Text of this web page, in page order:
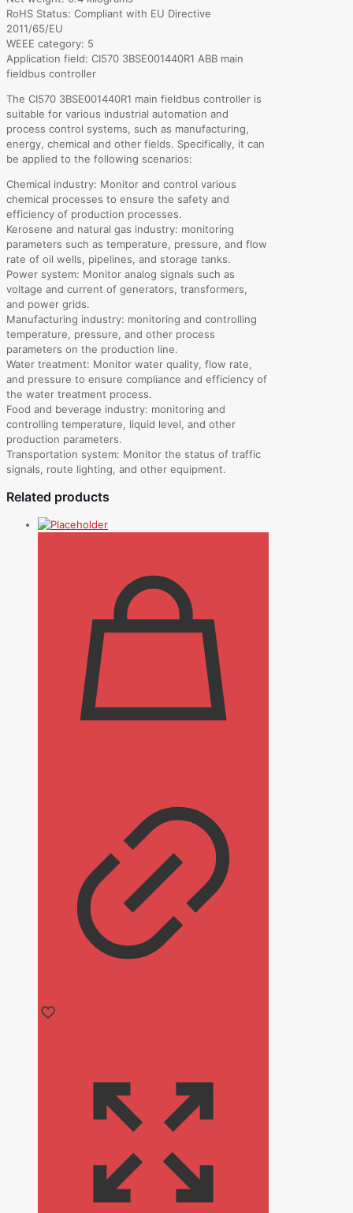
RoHS Status: Compliant with EU Directive
2011/65/EU
WEEE category: 5
Application field: CI570 3BSE001440R1 ABB main
fieldbus controller
The CI570 3BSE001440R1 main fieldbus controller is
suitable for various industrial automation and
process control systems, such as manufacturing,
energy, chemical and other fields. Specifically, it can
be applied to the following scenarios:
Chemical industry: Monitor and control various
chemical processes to ensure the safety and
efficiency of production processes.
Kerosene and natural gas industry: monitoring
parameters such as temperature, pressure, and flow
rate of oil wells, pipelines, and storage tanks.
Power system: Monitor analog signals such as
voltage and current of generators, transformers,
and power grids.
Manufacturing industry: monitoring and controlling
temperature, pressure, and other process
parameters on the production line.
Water treatment: Monitor water quality, flow rate,
and pressure to ensure compliance and efficiency of
the water treatment process.
Food and beverage industry: monitoring and
controlling temperature, liquid level, and other
production parameters.
Transportation system: Monitor the status of traffic
signals, route lighting, and other equipment.
Related products